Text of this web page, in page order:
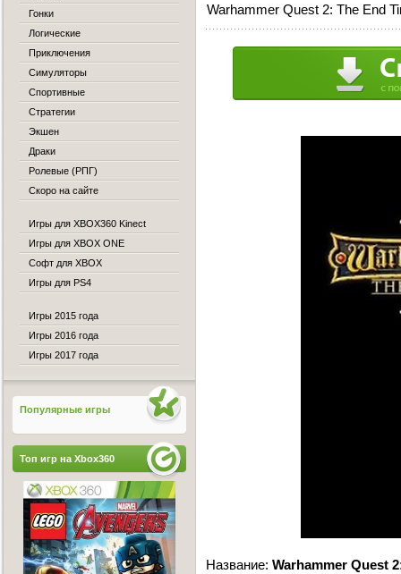
Warhammer Quest 2: The End
Название: Warhammer Quest
Гонки
Логические
Приключения
Симуляторы
Спортивные
Стратегии
Экшен
Драки
Ролевые (РПГ)
Скоро на сайте
Игры для XBOX360 Kinect
Игры для XBOX ONE
Софт для XBOX
Игры для PS4
Игры 2015 года
Игры 2016 года
Игры 2017 года
Популярные игры
Топ игр на Xbox360